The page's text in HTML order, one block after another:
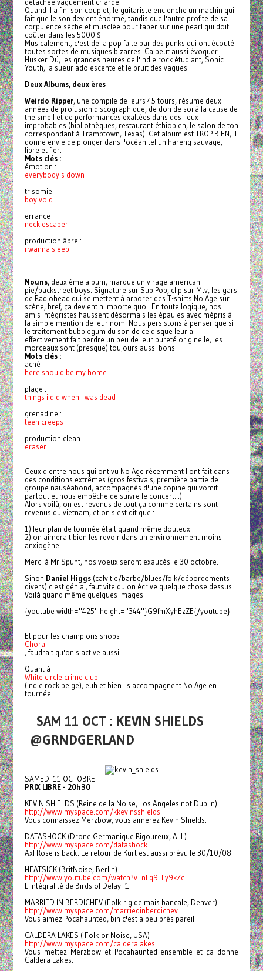
détachée vaguement criarde.
Quand il a fini son couplet, le guitariste enclenche un machin qui
fait que le son devient énorme, tandis que l'autre profite de sa
corpulence sèche et musclée pour taper sur une pearl qui doit
coûter dans les 5000 $.
Musicalement, c'est de la pop faite par des punks qui ont écouté
toutes sortes de musiques bizarres. Ca peut aussi évoquer
Hüsker Dü, les grandes heures de l'indie rock étudiant, Sonic
Youth, la sueur adolescente et le bruit des vagues.
Deux Albums, deux ères
Weirdo Ripper, une compile de leurs 45 tours, résume deux
années de profusion discographique, de don de soi à la cause de
the smell et de performances exaltées dans des lieux
improbables (bibliothèques, restaurant éthiopien, le salon de ton
correspondant à Tramptown, Texas). Cet album est TROP BIEN, il
donne envie de plonger dans l'océan tel un hareng sauvage,
libre et fier.
Mots clés :
émotion :
everybody's down
trisomie :
boy void
errance :
neck escaper
production âpre :
i wanna sleep
Nouns,deuxième album, marque un virage american
pie/backstreet boys. Signature sur Sub Pop, clip sur Mtv, les gars
de Radiohead qui se mettent à arborer des T-shirts No Age sur
scène, bref, ça devient n'importe quoi. En toute logique, nos
amis intégristes haussent désormais les épaules avec mépris à
la simple mention de leur nom. Nous persistons à penser que si
le traitement bubblegum du son de ce disque leur a
effectivement fait perdre un peu de leur pureté originelle, les
morceaux sont (presque) toujours aussi bons.
Mots clés :
acné :
here should be my home
plage :
things i did when i was dead
grenadine :
teen creeps
production clean :
eraser
Ceux d'entre nous qui ont vu No Age récemment l'ont fait dans
des conditions extrêmes (gros festivals,première partie de
groupe nauséabond, accompagnés d'une copine qui vomit
partout et nous empêche de suivre le concert...)
Alors voilà, on est revenus de tout ça comme certains sont
revenus du vietnam, et on s'est dit que :
1) leur plan de tournée était quand même douteux
2) on aimerait bien les revoir dans un environnement moins
anxiogène
Merci à Mr Spunt, nos voeux seront exaucés le 30 octobre.
Sinon Daniel Higgs(calvitie/barbe/blues/folk/débordements
divers) c'est génial, faut vite qu'on écrive quelque chose dessus.
Voilà quand même quelques images :
{youtube width="425" height="344"}G9fmXyhEzZE{/youtube}
Et pour les champions snobs
Chora
, faudrait qu'on s'active aussi.
Quant à
White circle crime club
(indie rock belge), euh et bien ils accompagnent No Age en
tournée.
SAM 11 OCT : KEVIN SHIELDS
@GRNDGERLAND
SAMEDI 11 OCTOBRE
PRIX LIBRE - 20h30
KEVIN SHIELDS (Reine de la Noise, Los Angeles not Dublin)
http://www.myspace.com/kkevinsshields
Vous connaissez Merzbow, vous aimerez Kevin Shields.
DATASHOCK (Drone Germanique Rigoureux, ALL)
http://www.myspace.com/datashock
Axl Rose is back. Le retour de Kurt est aussi prévu le 30/10/08.
HEATSICK (BritNoise, Berlin)
http://www.youtube.com/watch?v=nLq9LLy9kZc
L'intégralité de Birds of Delay -1.
MARRIED IN BERDICHEV (Folk rigide mais bancale, Denver)
http://www.myspace.com/marriedinberdichev
Vous aimez Pocahaunted, bin c'est a peu près pareil.
CALDERA LAKES ( Folk or Noise, USA)
http://www.myspace.com/calderalakes
Vous mettez Merzbow et Pocahaunted ensemble et ça donne
Caldera Lakes.